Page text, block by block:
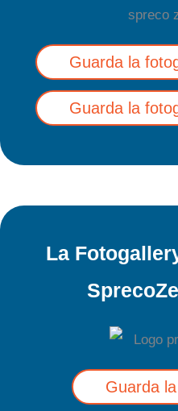
Guarda la
Guarda la
La
Guarda